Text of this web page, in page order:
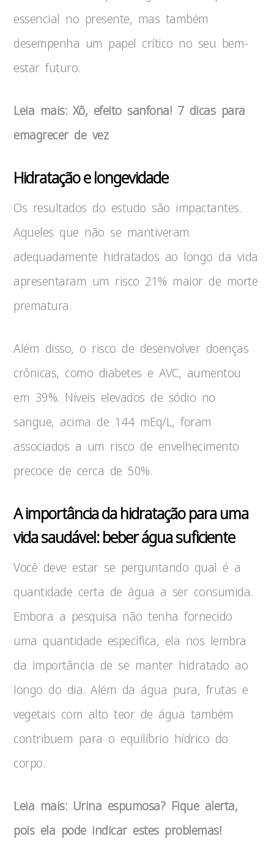
essencial no presente, mas também
desempenha um papel crítico no seu bem-
estar futuro.
Leia mais: Xô, efeito sanfona! 7 dicas para
emagrecer de vez
Hidratação e longevidade
Os resultados do estudo são impactantes.
Aqueles que não se mantiveram
adequadamente hidratados ao longo da vida
apresentaram um risco 21% maior de morte
prematura.
Além disso, o risco de desenvolver doenças
crônicas, como diabetes e AVC, aumentou
em 39%. Níveis elevados de sódio no
sangue, acima de 144 mEq/L, foram
associados a um risco de envelhecimento
precoce de cerca de 50%.
A importância da hidratação para uma
vida saudável: beber água suficiente
Você deve estar se perguntando qual é a
quantidade certa de água a ser consumida.
Embora a pesquisa não tenha fornecido
uma quantidade específica, ela nos lembra
da importância de se manter hidratado ao
longo do dia. Além da água pura, frutas e
vegetais com alto teor de água também
contribuem para o equilíbrio hídrico do
corpo.
Leia mais: Urina espumosa? Fique alerta,
pois ela pode indicar estes problemas!